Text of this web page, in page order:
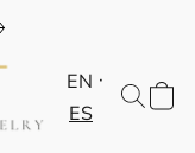
EN
ES